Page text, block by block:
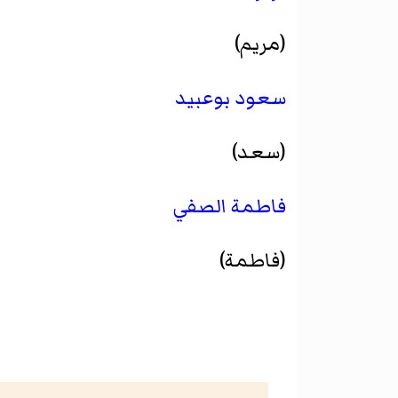
(مريم)
سعود بوعبيد
(سعد)
فاطمة الصفي
(فاطمة)